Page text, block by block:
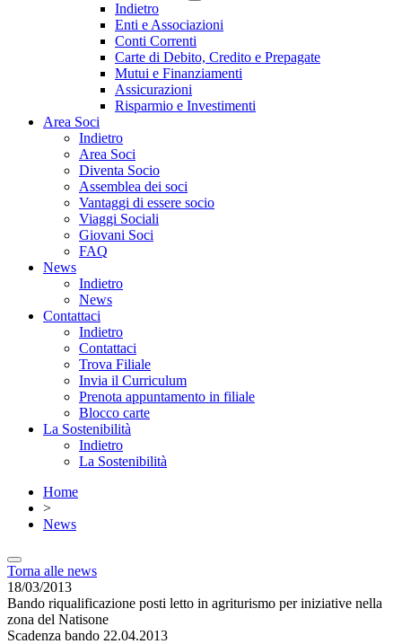
Indietro
Enti e Associazioni
Conti Correnti
Carte di Debito, Credito e Prepagate
Mutui e Finanziamenti
Assicurazioni
Risparmio e Investimenti
Area Soci
Indietro
Area Soci
Diventa Socio
Assemblea dei soci
Vantaggi di essere socio
Viaggi Sociali
Giovani Soci
FAQ
News
Indietro
News
Contattaci
Indietro
Contattaci
Trova Filiale
Invia il Curriculum
Prenota appuntamento in filiale
Blocco carte
La Sostenibilità
Indietro
La Sostenibilità
Home
>
News
Torna alle news
18/03/2013
Bando riqualificazione posti letto in agriturismo per iniziative nella
zona del Natisone
Scadenza bando 22.04.2013